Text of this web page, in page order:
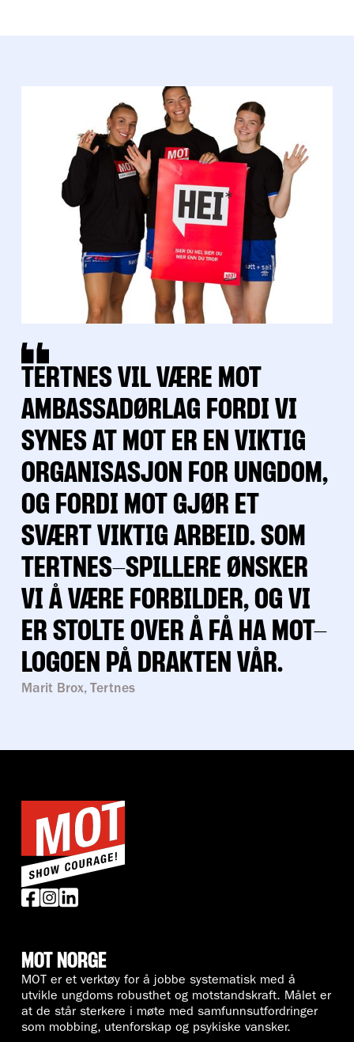
TERTNES VIL VÆRE MOT
AMBASSADØRLAG FORDI VI
SYNES AT MOT ER EN VIKTIG
ORGANISASJON FOR UNGDOM,
OG FORDI MOT GJØR ET
SVÆRT VIKTIG ARBEID. SOM
TERTNES-SPILLERE ØNSKER
VI Å VÆRE FORBILDER, OG VI
ER STOLTE OVER Å FÅ HA MOT-
LOGOEN PÅ DRAKTEN VÅR.
Marit Brox, Tertnes
MOT NORGE
MOT er et verktøy for å jobbe systematisk med å
utvikle ungdoms robusthet og motstandskraft. Målet er
at de står sterkere i møte med samfunnsutfordringer
som mobbing, utenforskap og psykiske vansker.